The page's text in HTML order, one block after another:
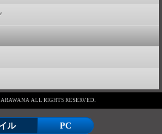
ALL RIGHTS RESERVED.
ル PC